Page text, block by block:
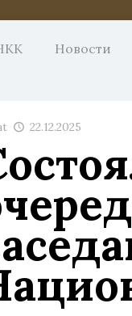
Новости
22.12.2025